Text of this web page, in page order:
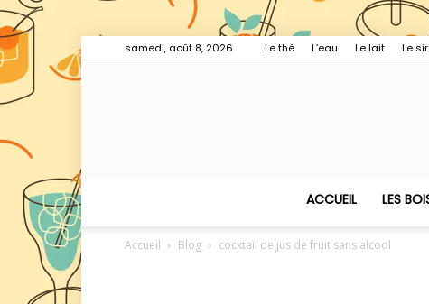
samedi, août 8, 2026 Le thé L’eau Le lait Le
ACCUEIL LES
Accueil Blog cocktail de jus de fruit sans alcool